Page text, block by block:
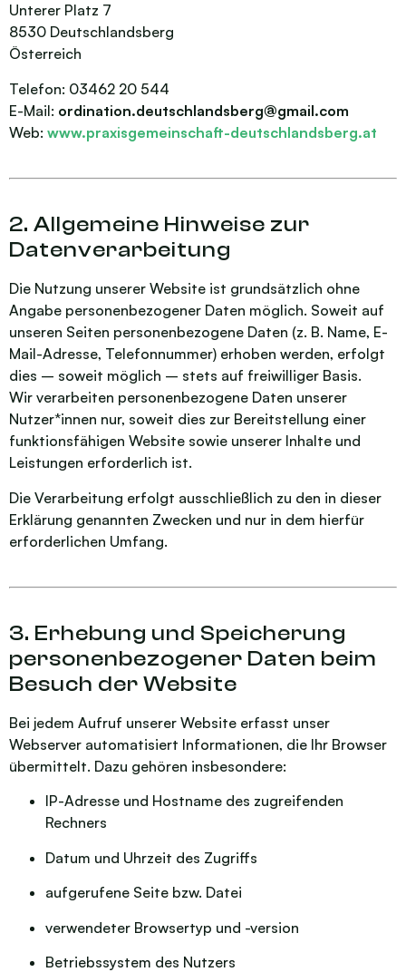
Unterer Platz 7
8530 Deutschlandsberg
Österreich
Telefon: 03462 20 544
E-Mail: ordination.deutschlandsberg@gmail.com
Web: www.praxisgemeinschaft-deutschlandsberg.at
2. Allgemeine Hinweise zur
Datenverarbeitung
Die Nutzung unserer Website ist grundsätzlich ohne
Angabe personenbezogener Daten möglich. Soweit auf
unseren Seiten personenbezogene Daten (z. B. Name, E-
Mail-Adresse, Telefonnummer) erhoben werden, erfolgt
dies – soweit möglich – stets auf freiwilliger Basis.
Wir verarbeiten personenbezogene Daten unserer
Nutzer*innen nur, soweit dies zur Bereitstellung einer
funktionsfähigen Website sowie unserer Inhalte und
Leistungen erforderlich ist.
Die Verarbeitung erfolgt ausschließlich zu den in dieser
Erklärung genannten Zwecken und nur in dem hierfür
erforderlichen Umfang.
3. Erhebung und Speicherung
personenbezogener Daten beim
Besuch der Website
Bei jedem Aufruf unserer Website erfasst unser
Webserver automatisiert Informationen, die Ihr Browser
übermittelt. Dazu gehören insbesondere:
IP-Adresse und Hostname des zugreifenden
Rechners
Datum und Uhrzeit des Zugriffs
aufgerufene Seite bzw. Datei
verwendeter Browsertyp und -version
Betriebssystem des Nutzers